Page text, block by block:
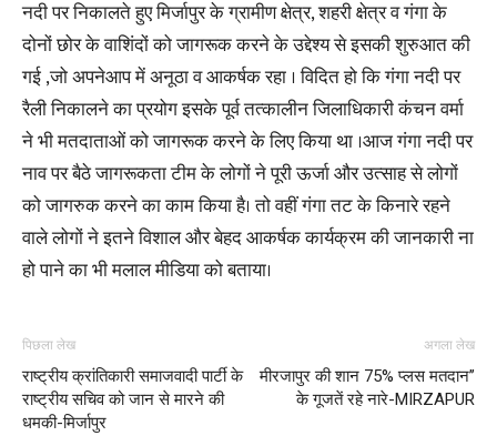
नदी पर निकालते हुए मिर्जापुर के ग्रामीण क्षेत्र, शहरी क्षेत्र व गंगा के
दोनों छोर के वाशिंदों को जागरूक करने के उद्देश्य से इसकी शुरुआत की
गई ,जो अपनेआप में अनूठा व आकर्षक रहा । विदित हो कि गंगा नदी पर
रैली निकालने का प्रयोग इसके पूर्व तत्कालीन जिलाधिकारी कंचन वर्मा
ने भी मतदाताओं को जागरूक करने के लिए किया था ।आज गंगा नदी पर
नाव पर बैठे जागरूकता टीम के लोगों ने पूरी ऊर्जा और उत्साह से लोगों
को जागरुक करने का काम किया है। तो वहीं गंगा तट के किनारे रहने
वाले लोगों ने इतने विशाल और बेहद आकर्षक कार्यक्रम की जानकारी ना
हो पाने का भी मलाल मीडिया को बताया।
पिछला लेख
राष्ट्रीय क्रांतिकारी समाजवादी पार्टी के
राष्ट्रीय सचिव को जान से मारने की
धमकी-मिर्जापुर
अगला लेख
मीरजापुर की शान 75% प्लस मतदान’’
के गूजतें रहे नारे-MIRZAPUR